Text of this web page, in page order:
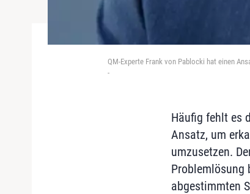
QM-Experte Frank von Pablocki hat einen
-
Häufig fehlt es
Ansatz, um
umzusetzen.
Problemlösung
abgestimmten